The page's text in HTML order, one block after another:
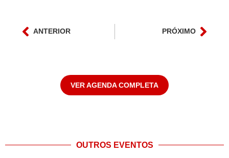
ANTERIOR PRÓXIMO
VER AGENDA COMPLETA
OUTROS EVENTOS